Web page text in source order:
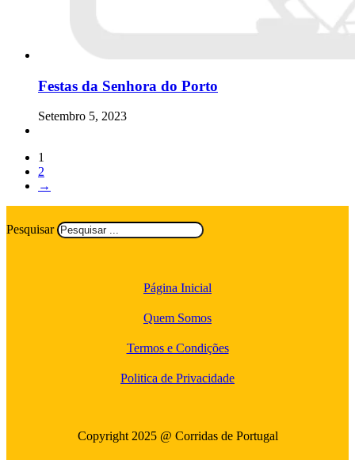
Festas da Senhora do Porto
Setembro 5, 2023
1
2
→
Pesquisar
Página Inicial
Quem Somos
Termos e Condições
Politica de Privacidade
Copyright 2025 @ Corridas de Portugal